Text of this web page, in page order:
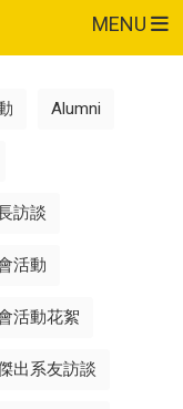
MENU
Alumni
訪談
活動
活動花絮
出系友訪談